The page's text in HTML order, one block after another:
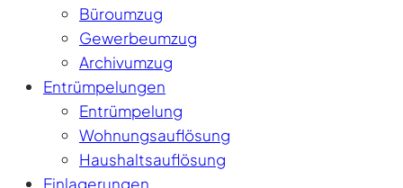
Büroumzug
Gewerbeumzug
Archivumzug
Entrümpelungen
Entrümpelung
Wohnungsauflösung
Haushaltsauflösung
Einlagerungen